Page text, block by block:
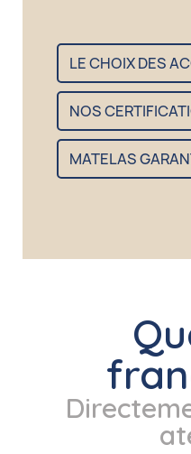
LE CHOIX DES
NOS
MATELAS